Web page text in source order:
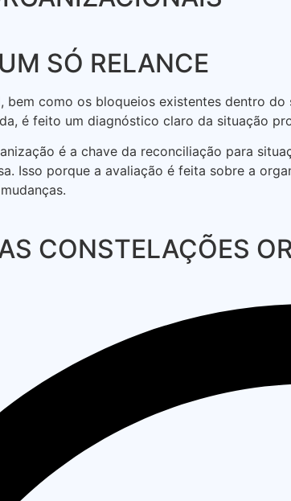
SÓ RELANCE
bem como os bloqueios existentes dentro
é feito um diagnóstico claro da situação
é a chave da reconciliação para
Isso porque a avaliação é feita sobre a
CONSTELAÇÕES